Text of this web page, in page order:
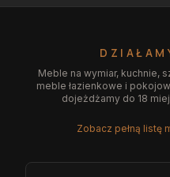
Meble na wymiar, kuchnie,
meble łazienkowe i
dojeżdżamy do 18
Zobacz pełną listę